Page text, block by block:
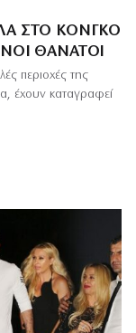
ΣΤΟ ΚΟΝΓΚΌ
ΘΆΝΑΤΟΙ
περιοχές της
έχουν καταγραφεί